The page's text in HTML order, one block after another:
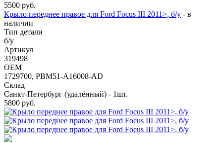
5500 руб.
Крыло переднее правое для Ford Focus III 2011>, б/у - в
наличии
Тип детали
б/у
Артикул
319498
OEM
1729700, PBM51-A16008-AD
Склад
Санкт-Петербург (удалённый) - 1шт.
5800 руб.